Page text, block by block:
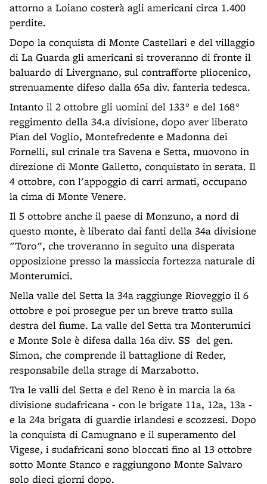
attorno a Loiano costerà agli americani circa 1.400
perdite.
Dopo la conquista di Monte Castellari e del villaggio
di La Guarda gli americani si troveranno di fronte il
baluardo di Livergnano, sul contrafforte pliocenico,
strenuamente difeso dalla 65a div. fanteria tedesca.
Intanto il 2 ottobre gli uomini del 133° e del 168°
reggimento della 34.a divisione, dopo aver liberato
Pian del Voglio, Montefredente e Madonna dei
Fornelli, sul crinale tra Savena e Setta, muovono in
direzione di Monte Galletto, conquistato in serata. Il
4 ottobre, con l'appoggio di carri armati, occupano
la cima di Monte Venere.
Il 5 ottobre anche il paese di Monzuno, a nord di
questo monte, è liberato dai fanti della 34a divisione
"Toro", che troveranno in seguito una disperata
opposizione presso la massiccia fortezza naturale di
Monterumici.
Nella valle del Setta la 34a raggiunge Rioveggio il 6
ottobre e poi prosegue per un breve tratto sulla
destra del fiume. La valle del Setta tra Monterumici
e Monte Sole è difesa dalla 16a div. SS del gen.
Simon, che comprende il battaglione di Reder,
responsabile della strage di Marzabotto.
Tra le valli del Setta e del Reno è in marcia la 6a
divisione sudafricana - con le brigate 11a, 12a, 13a -
e la 24a brigata di guardie irlandesi e scozzesi. Dopo
la conquista di Camugnano e il superamento del
Vigese, i sudafricani sono bloccati fino al 13 ottobre
sotto Monte Stanco e raggiungono Monte Salvaro
solo dieci giorni dopo.